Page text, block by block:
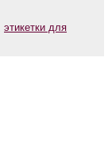
этикетки для